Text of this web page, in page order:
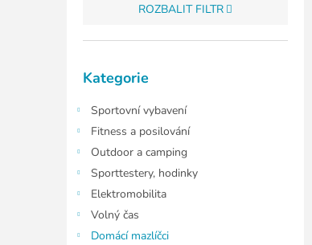
ROZBALIT FILTR
kategorie
Kategorie
Sportovní vybavení
Fitness a posilování
Outdoor a camping
Sporttestery, hodinky
Elektromobilita
Volný čas
Domácí mazlíčci